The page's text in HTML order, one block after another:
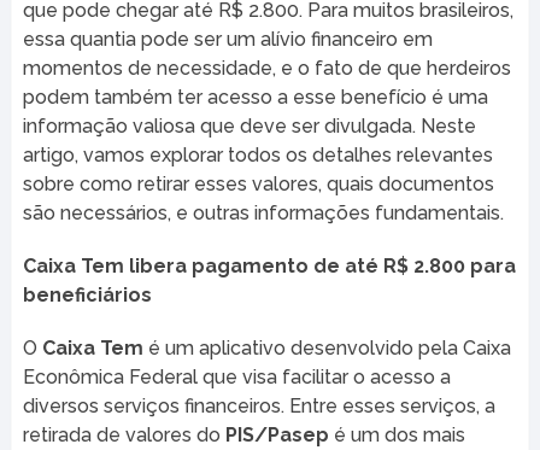
que pode chegar até R$ 2.800. Para muitos brasileiros,
essa quantia pode ser um alívio financeiro em
momentos de necessidade, e o fato de que herdeiros
podem também ter acesso a esse benefício é uma
informação valiosa que deve ser divulgada. Neste
artigo, vamos explorar todos os detalhes relevantes
sobre como retirar esses valores, quais documentos
são necessários, e outras informações fundamentais.
Caixa Tem libera pagamento de até R$ 2.800 para
beneficiários
O Caixa Tem é um aplicativo desenvolvido pela Caixa
Econômica Federal que visa facilitar o acesso a
diversos serviços financeiros. Entre esses serviços, a
retirada de valores do PIS/Pasep é um dos mais